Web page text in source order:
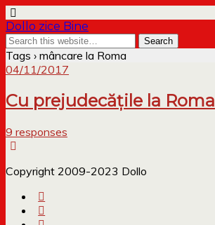
Dollo zice Bine
Tags › mâncare la Roma
04/11/2017
Cu prejudecățile la Roma
9 responses
Copyright 2009-2023 Dollo